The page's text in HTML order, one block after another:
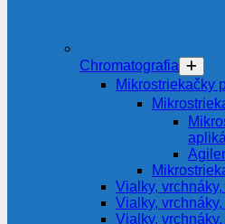
Chromatografia
Mikrostriekačky
Vialky,
Vialky,
Vialky,